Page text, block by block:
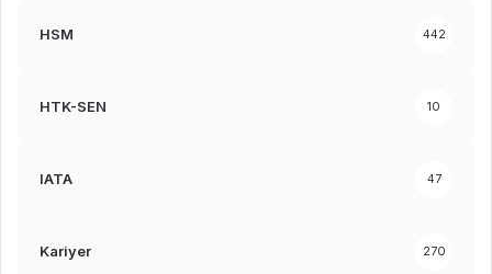
HSM 442
HTK-SEN 10
IATA 47
Kariyer 270